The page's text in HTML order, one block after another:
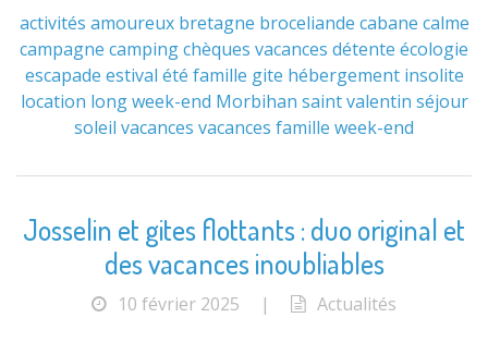
activités amoureux bretagne broceliande cabane calme
campagne campingchèques vacances détente écologie
escapade estival été famille gite hébergement insolite
location long week-end Morbihan saint valentin séjour
soleil vacances vacances famille week-end
Josselin et gites flottants : duo original et
des vacances inoubliables
10 février 2025 | Actualités